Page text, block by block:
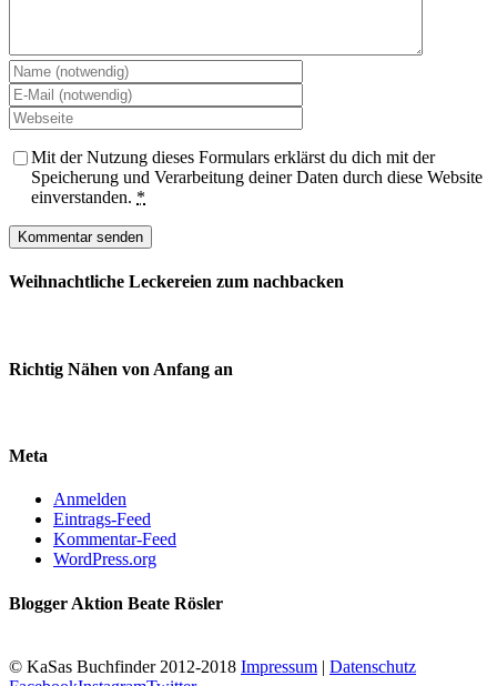
Mit der Nutzung dieses Formulars erklärst du dich mit der
Speicherung und Verarbeitung deiner Daten durch diese Website
einverstanden. *
Weihnachtliche Leckereien zum nachbacken
Richtig Nähen von Anfang an
Meta
Anmelden
Eintrags-Feed
Kommentar-Feed
WordPress.org
Blogger Aktion Beate Rösler
© KaSas Buchfinder 2012-2018 Impressum | Datenschutz